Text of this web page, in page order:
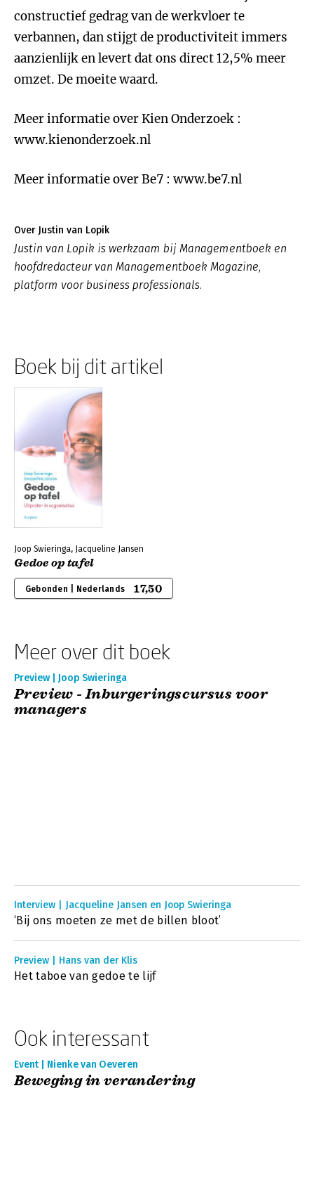
constructief gedrag van de werkvloer te
verbannen, dan stijgt de productiviteit immers
aanzienlijk en levert dat ons direct 12,5% meer
omzet. De moeite waard.
Meer informatie over Kien Onderzoek :
www.kienonderzoek.nl
Meer informatie over Be7 : www.be7.nl
Over Justin van Lopik
Justin van Lopik is werkzaam bij Managementboek en
hoofdredacteur van Managementboek Magazine,
platform voor business professionals.
Boek bij dit artikel
Joop Swieringa, Jacqueline Jansen
Gedoe op tafel
Gebonden | Nederlands 17,50
Meer over dit boek
Preview | Joop Swieringa
Preview - Inburgeringscursus voor
managers
Interview | Jacqueline Jansen en Joop Swieringa
‘Bij ons moeten ze met de billen bloot’
Preview | Hans van der Klis
Het taboe van gedoe te lijf
Ook interessant
Event | Nienke van Oeveren
Beweging in verandering